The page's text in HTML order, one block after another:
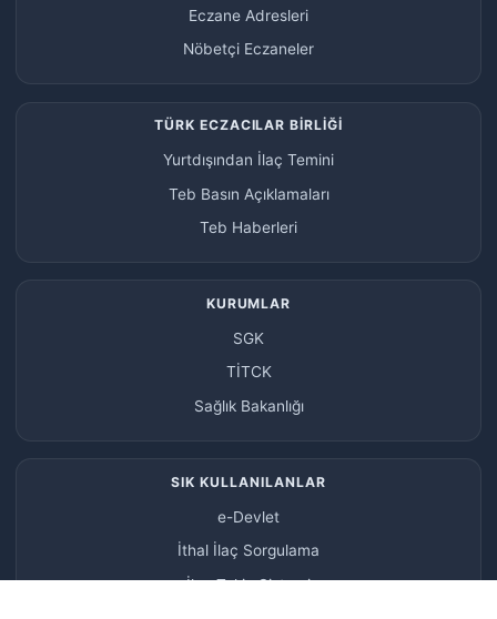
Eczane Adresleri
Nöbetçi Eczaneler
TÜRK ECZACILAR BİRLİĞİ
Yurtdışından İlaç Temini
Teb Basın Açıklamaları
Teb Haberleri
KURUMLAR
SGK
TİTCK
Sağlık Bakanlığı
SIK KULLANILANLAR
e-Devlet
İthal İlaç Sorgulama
İlaç Takip Sistemi